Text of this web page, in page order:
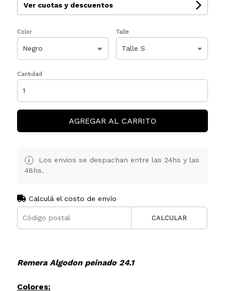
Ver cuotas y descuentos
Color Talle
Cantidad
AGREGAR AL CARRITO
Los envios se despachan entre las 24hs y las
48hs.
Calculá el costo de envío
CALCULAR
Remera Algodon peinado 24.1
Colores: